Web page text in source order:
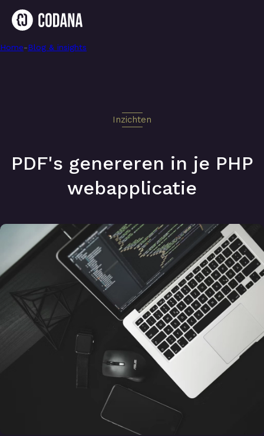
Home-Blog & insights
-
PDF's genereren in je PHP webapplicatie
Inzichten
PDF's genereren in je PHP
webapplicatie